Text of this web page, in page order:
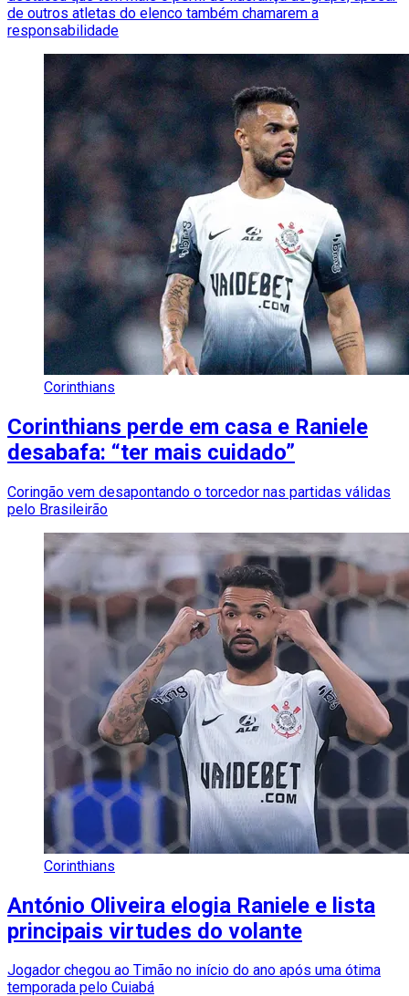
de outros atletas do elenco também chamarem a
responsabilidade
Corinthians
Corinthians perde em casa e Raniele
desabafa: “ter mais cuidado”
Coringão vem desapontando o torcedor nas partidas válidas
pelo Brasileirão
Corinthians
António Oliveira elogia Raniele e lista
principais virtudes do volante
Jogador chegou ao Timão no início do ano após uma ótima
temporada pelo Cuiabá